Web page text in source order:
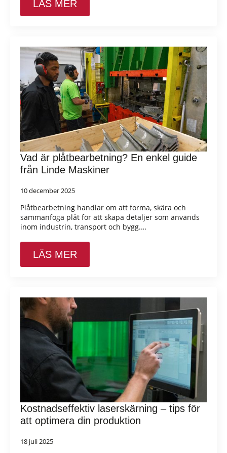
LÄS MER
Vad är plåtbearbetning? En enkel guide
från Linde Maskiner
10 december 2025
Plåtbearbetning handlar om att forma, skära och
sammanfoga plåt för att skapa detaljer som används
inom industrin, transport och bygg.…
LÄS MER
Kostnadseffektiv laserskärning – tips för
att optimera din produktion
18 juli 2025